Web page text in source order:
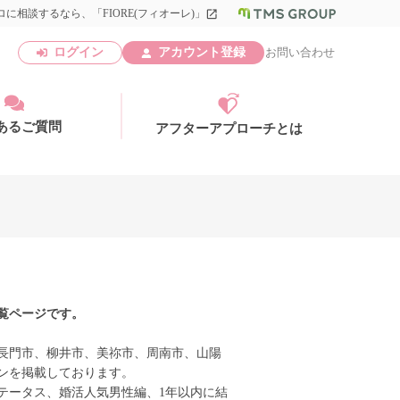
に相談するなら、「FIORE(フィオーレ)」 launch
ログイン アカウント登録 お問い合わせ
るご質問 アフターアプローチとは
ージです。
門市、柳井市、美祢市、周南市、山陽
掲載しております。
ータス、婚活人気男性編、1年以内に結